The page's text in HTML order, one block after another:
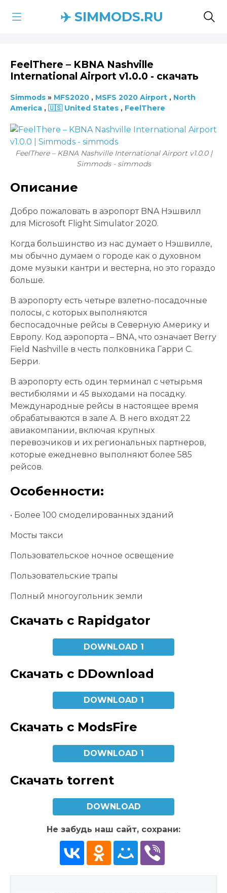
✈️ SIMMODS.RU
FeelThere – KBNA Nashville
International Airport v1.0.0 - скачать
Simmods » MFS2020 , MSFS 2020 Airport , North
America , 🇺🇸 United States , FeelThere
FeelThere – KBNA Nashville International Airport v1.0.0 |
Simmods - simmods
Описание
Добро пожаловать в аэропорт BNA Нэшвилл
для Microsoft Flight Simulator 2020.
Когда большинство из нас думает о Нэшвилле,
мы обычно думаем о городе как о духовном
доме музыки кантри и вестерна, но это гораздо
больше.
В аэропорту есть четыре взлетно-посадочные
полосы, с которых выполняются
беспосадочные рейсы в Северную Америку и
Европу. Код аэропорта – BNA, что означает Berry
Field Nashville в честь полковника Гарри С.
Берри.
В аэропорту есть один терминал с четырьмя
вестибюлями и 45 выходами на посадку.
Международные рейсы в настоящее время
обрабатываются в зале A. В него входят 22
авиакомпании, включая крупных
перевозчиков и их региональных партнеров,
которые ежедневно выполняют более 585
рейсов.
Особенности:
• Более 100 смоделированных зданий
Мосты такси
Пользовательское ночное освещение
Пользовательские трапы
Полный многоугольник земли
Скачать с Rapidgator
DOWNLOAD 1
Скачать с DDownload
DOWNLOAD 1
Скачать с ModsFire
DOWNLOAD 1
Скачать torrent
DOWNLOAD
Не забудь наш сайт, сохрани: